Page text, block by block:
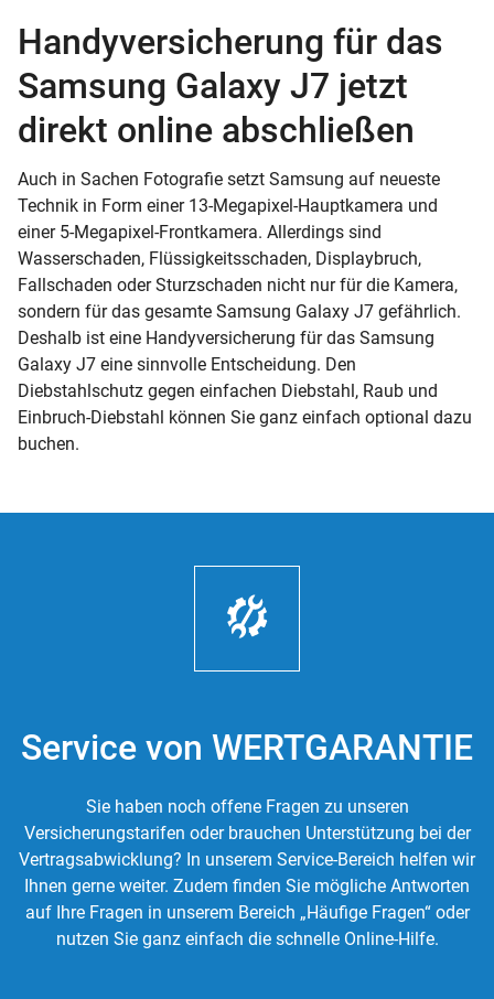
Handyversicherung für das
Samsung Galaxy J7 jetzt
direkt online abschließen
Auch in Sachen Fotografie setzt Samsung auf neueste
Technik in Form einer 13-Megapixel-Hauptkamera und
einer 5-Megapixel-Frontkamera. Allerdings sind
Wasserschaden, Flüssigkeitsschaden, Displaybruch,
Fallschaden oder Sturzschaden nicht nur für die Kamera,
sondern für das gesamte Samsung Galaxy J7 gefährlich.
Deshalb ist eine Handyversicherung für das Samsung
Galaxy J7 eine sinnvolle Entscheidung. Den
Diebstahlschutz gegen einfachen Diebstahl, Raub und
Einbruch-Diebstahl können Sie ganz einfach optional dazu
buchen.
Service von WERTGARANTIE
Sie haben noch offene Fragen zu unseren
Versicherungstarifen oder brauchen Unterstützung bei der
Vertragsabwicklung? In unserem Service-Bereich helfen wir
Ihnen gerne weiter. Zudem finden Sie mögliche Antworten
auf Ihre Fragen in unserem Bereich „Häufige Fragen“ oder
nutzen Sie ganz einfach die schnelle Online-Hilfe.